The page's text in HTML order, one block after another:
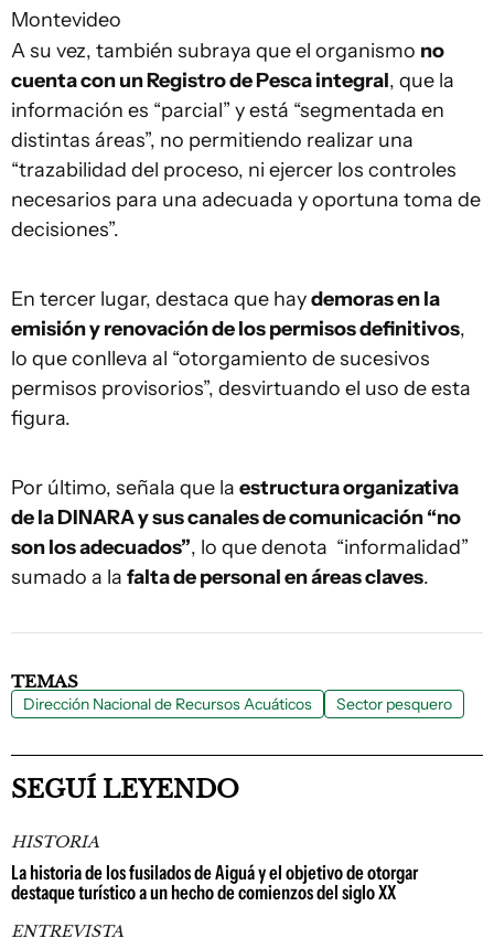
Montevideo
A su vez, también subraya que el organismo no
cuenta con un Registro de Pesca integral, que la
información es “parcial” y está “segmentada en
distintas áreas”, no permitiendo realizar una
“trazabilidad del proceso, ni ejercer los controles
necesarios para una adecuada y oportuna toma de
decisiones”.
En tercer lugar, destaca que haydemoras en la
emisión y renovación de los permisos definitivos,
lo que conlleva al “otorgamiento de sucesivos
permisos provisorios”, desvirtuando el uso de esta
figura.
Por último, señala que la estructura organizativa
de la DINARA y sus canales de comunicación “no
son los adecuados”, lo que denota “informalidad”
sumado a la falta de personal en áreas claves.
TEMAS
Dirección Nacional de Recursos Acuáticos Sector pesquero
SEGUÍ LEYENDO
HISTORIA
La historia de los fusilados de Aiguá y el objetivo de otorgar
destaque turístico a un hecho de comienzos del siglo XX
ENTREVISTA